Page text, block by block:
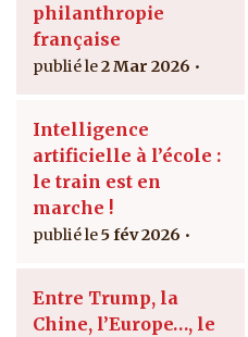
philanthropie
française
2 Mar 2026
Intelligence
artificielle à l’école :
le train est en
marche !
5 fév 2026
Entre Trump, la
Chine, l’Europe…, le